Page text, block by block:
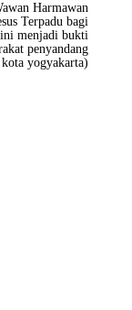
Harmawan
Terpadu bagi
menjadi bukti
penyandang
yogyakarta)